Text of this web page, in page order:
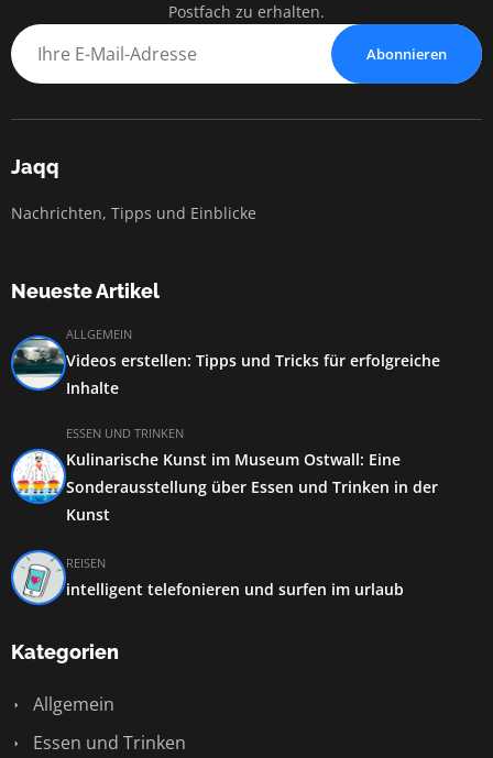
Postfach zu erhalten.
Abonnieren
Jaqq
Nachrichten, Tipps und Einblicke
Neueste Artikel
ALLGEMEIN
Videos erstellen: Tipps und Tricks für erfolgreiche
Inhalte
ESSEN UND TRINKEN
Kulinarische Kunst im Museum Ostwall: Eine
Sonderausstellung über Essen und Trinken in der
Kunst
REISEN
intelligent telefonieren und surfen im urlaub
Kategorien
Allgemein
Essen und Trinken